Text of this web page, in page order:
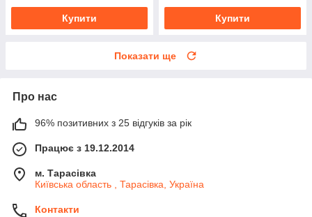
Купити Купити
Показати ще
Про нас
96% позитивних з 25 відгуків за рік
Працює з 19.12.2014
м. Тарасівка
Київська область , Тарасівка, Україна
Контакти